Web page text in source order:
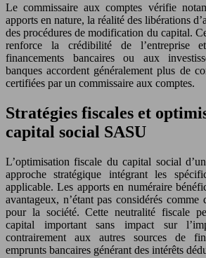
Le commissaire aux comptes vérifie
apports en nature, la réalité des libérations
des procédures de modification du capital.
renforce la crédibilité de l’entreprise
financements bancaires ou aux
banques accordent généralement plus de
certifiées par un commissaire aux comptes.
Stratégies fiscales et
capital social SASU
L’optimisation fiscale du capital social
approche stratégique intégrant les
applicable. Les apports en numéraire
avantageux, n’étant pas considérés comme
pour la société. Cette neutralité fiscale
capital important sans impact sur
contrairement aux autres sources de
emprunts bancaires générant des intérêts